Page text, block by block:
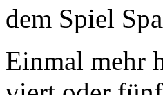
dem Spiel
Einmal mehr